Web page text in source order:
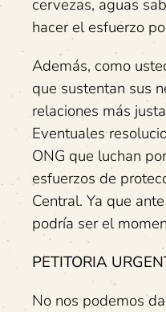
cervezas, aguas
hacer el esfuerzo
Además, como
que sustentan sus
relaciones más
Eventuales
ONG que luchan
esfuerzos de
Central. Ya que
podría ser el
PETITORIA
No nos podemos